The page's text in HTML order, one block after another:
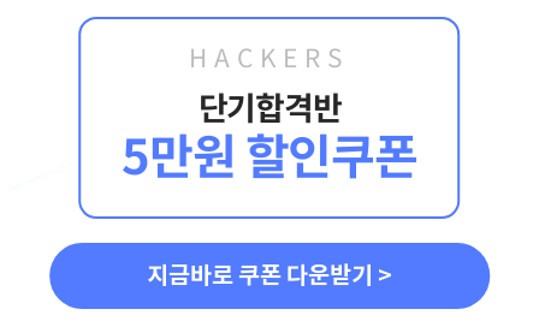
합격생 박*원님
본 합격생은 이성준 선생님 강의
수강 합격생입니다.
HACKERS
단기합격반
5만원 할인쿠폰
지금바로 쿠폰 다운받기 >